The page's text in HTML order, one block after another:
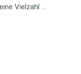
Vielzahl …